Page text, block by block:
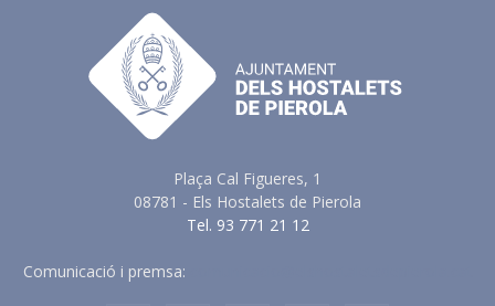
Plaça Cal Figueres, 1
08781 - Els Hostalets de Pierola
Tel. 93 771 21 12
Comunicació i premsa: